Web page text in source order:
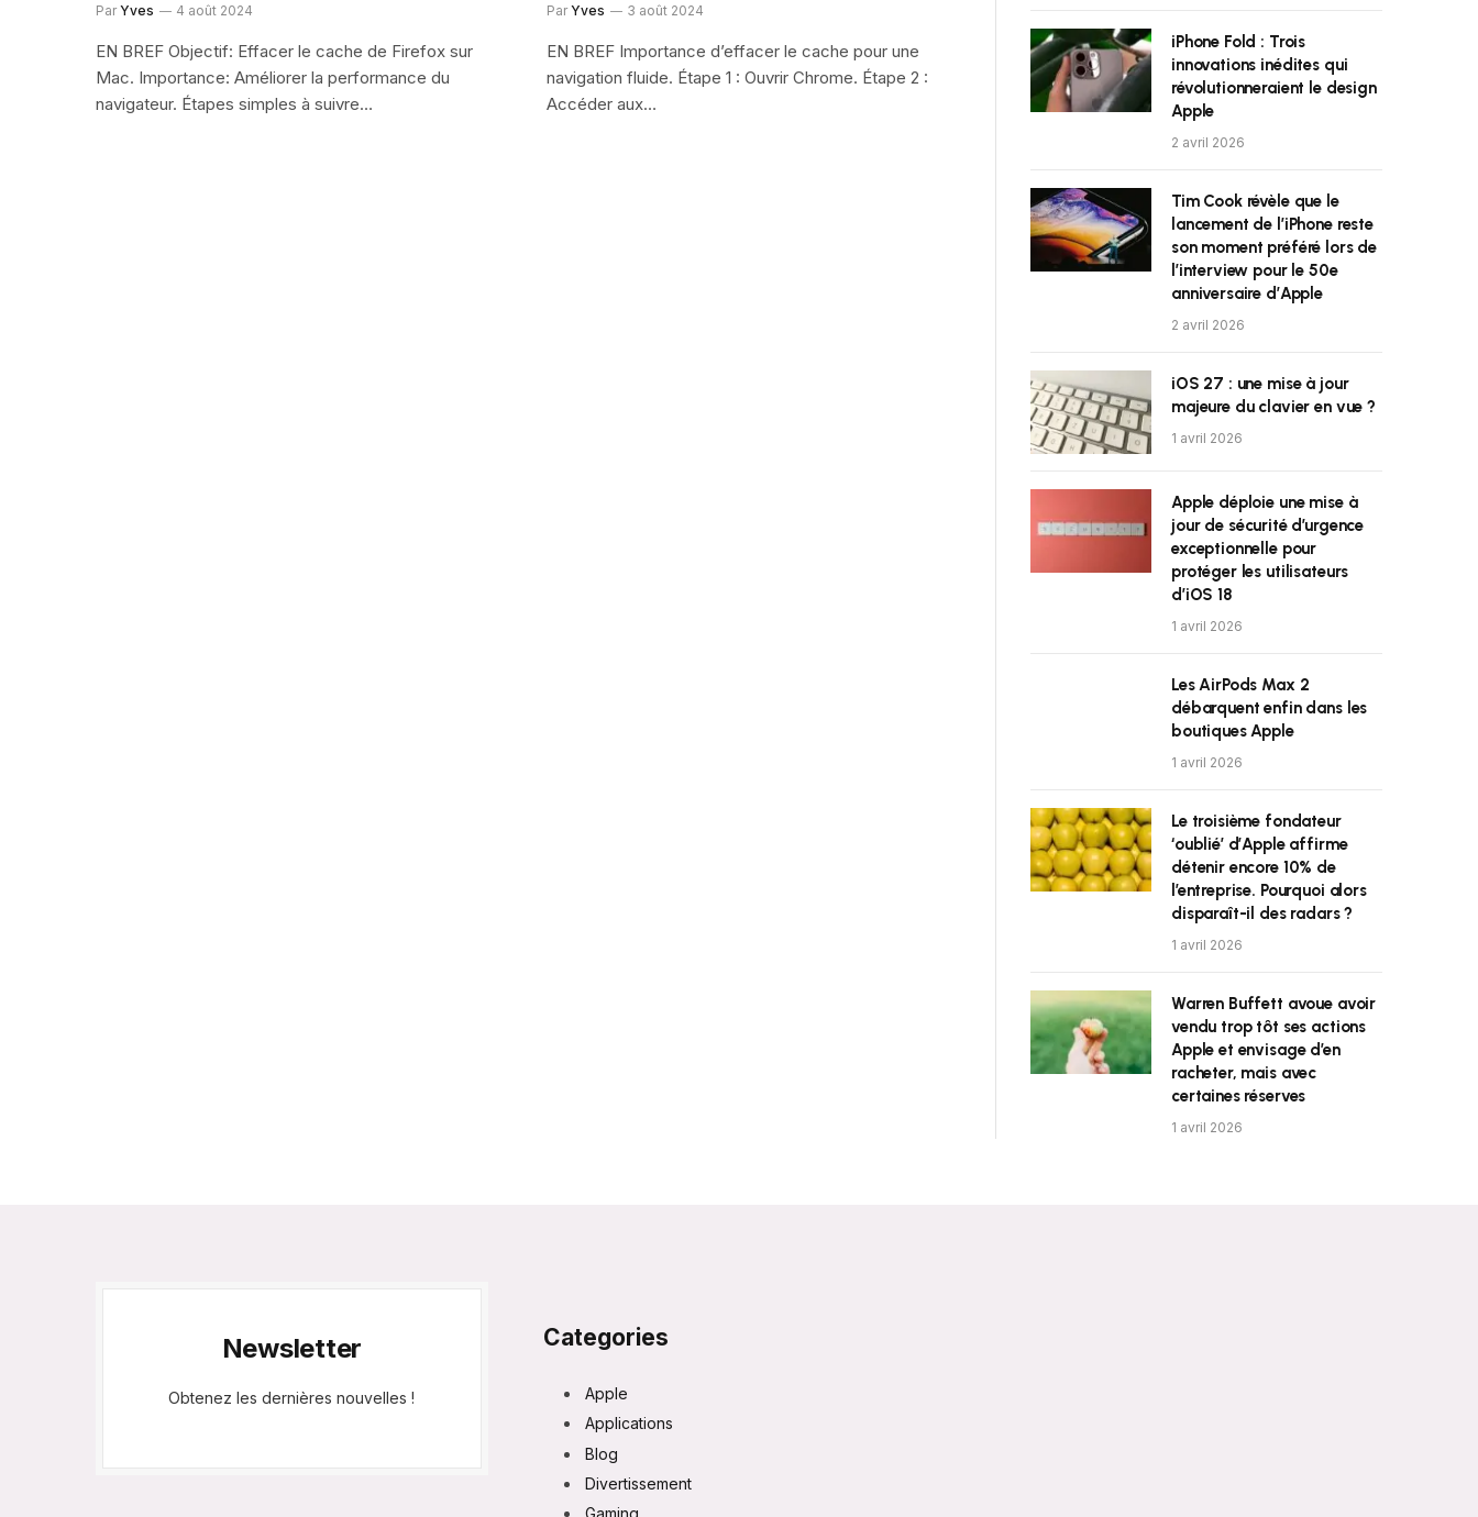
Par Yves 4 août 2024
EN BREF Objectif: Effacer le cache de Firefox sur
Mac. Importance: Améliorer la performance du
navigateur. Étapes simples à suivre…
Par Yves 3 août 2024
EN BREF Importance d’effacer le cache pour une
navigation fluide. Étape 1 : Ouvrir Chrome. Étape 2 :
Accéder aux…
iPhone Fold : Trois
innovations inédites qui
révolutionneraient le design
Apple
2 avril 2026
Tim Cook révèle que le
lancement de l’iPhone reste
son moment préféré lors de
l’interview pour le 50e
anniversaire d’Apple
2 avril 2026
iOS 27 : une mise à jour
majeure du clavier en vue ?
1 avril 2026
Apple déploie une mise à
jour de sécurité d’urgence
exceptionnelle pour
protéger les utilisateurs
d’iOS 18
1 avril 2026
Les AirPods Max 2
débarquent enfin dans les
boutiques Apple
1 avril 2026
Le troisième fondateur
‘oublié’ d’Apple affirme
détenir encore 10% de
l’entreprise. Pourquoi alors
disparaît-il des radars ?
1 avril 2026
Warren Buffett avoue avoir
vendu trop tôt ses actions
Apple et envisage d’en
racheter, mais avec
certaines réserves
1 avril 2026
Newsletter
Obtenez les dernières nouvelles !
Categories
Apple
Applications
Blog
Divertissement
Gaming